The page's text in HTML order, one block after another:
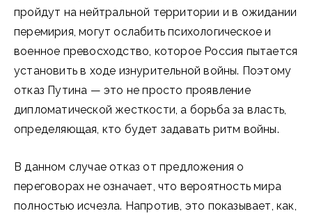
пройдут на нейтральной территории и в ожидании
перемирия, могут ослабить психологическое и
военное превосходство, которое Россия пытается
установить в ходе изнурительной войны. Поэтому
отказ Путина — это не просто проявление
дипломатической жесткости, а борьба за власть,
определяющая, кто будет задавать ритм войны.
В данном случае отказ от предложения о
переговорах не означает, что вероятность мира
полностью исчезла. Напротив, это показывает, как,